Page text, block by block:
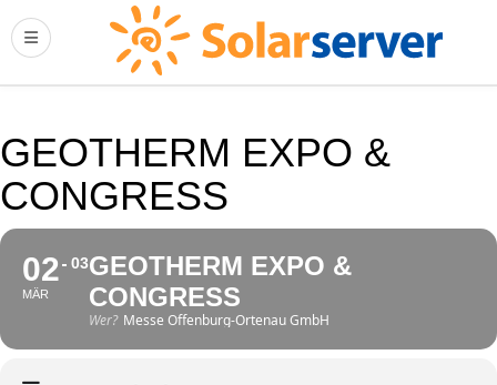
GEOTHERM EXPO &
CONGRESS
02
MÄR
03GEOTHERM EXPO &
CONGRESS
Wer? Messe Offenburg-Ortenau GmbH